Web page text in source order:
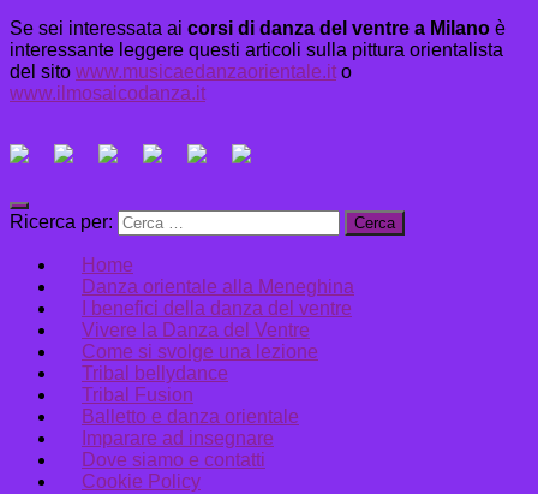
Se sei interessata ai corsi di danza del ventre a Milano è
interessante leggere questi articoli sulla pittura orientalista
del sito www.musicaedanzaorientale.ito
www.ilmosaicodanza.it
Ricerca per:
Home
Danza orientale alla Meneghina
I benefici della danza del ventre
Vivere la Danza del Ventre
Come si svolge una lezione
Tribal bellydance
Tribal Fusion
Balletto e danza orientale
Imparare ad insegnare
Dove siamo e contatti
Cookie Policy